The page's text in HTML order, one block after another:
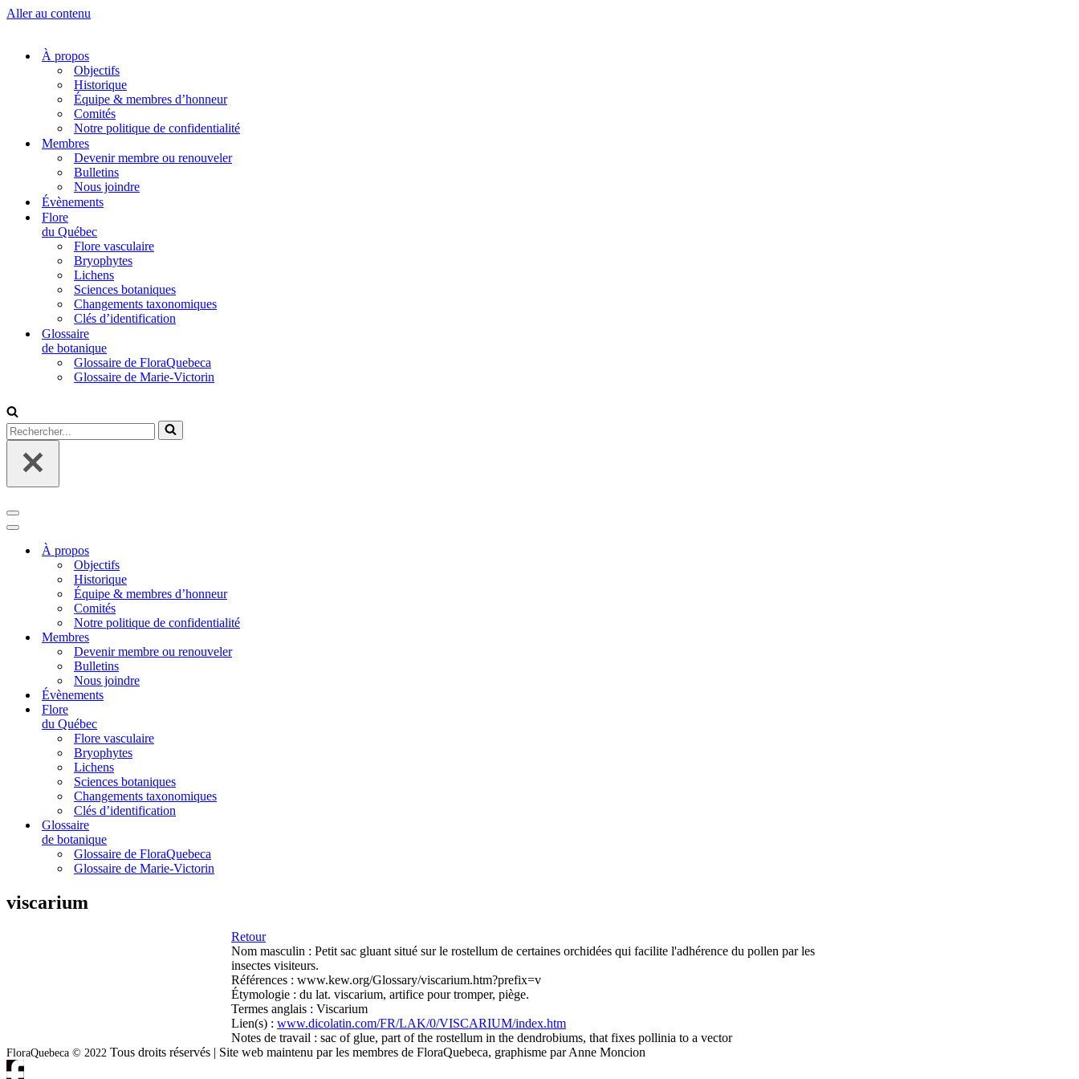
Aller au contenu
À propos
Objectifs
Historique
Équipe & membres d’honneur
Comités
Notre politique de confidentialité
Membres
Devenir membre ou renouveler
Bulletins
Nous joindre
Évènements
Flore
du Québec
Flore vasculaire
Bryophytes
Lichens
Sciences botaniques
Changements taxonomiques
Clés d’identification
Glossaire
de botanique
Glossaire de FloraQuebeca
Glossaire de Marie-Victorin
Rechercher...
Menu
de
navigation
Menu
navigationÀ propos
Objectifs
Historique
Équipe & membres d’honneur
Comités
Notre politique de confidentialité
Membres
Devenir membre ou renouveler
Bulletins
Nous joindre
Évènements
Flore
du Québec
Flore vasculaire
Bryophytes
Lichens
Sciences botaniques
Changements taxonomiques
Clés d’identification
Glossaire
de botanique
Glossaire de FloraQuebeca
Glossaire de Marie-Victorin
viscarium
Retour
Nom masculin : Petit sac gluant situé sur le rostellum de certaines orchidées qui facilite l'adhérence du pollen par les
insectes visiteurs.
Références : www.kew.org/Glossary/viscarium.htm?prefix=v
Étymologie : du lat. viscarium, artifice pour tromper, piège.
Termes anglais : Viscarium
Lien(s) : www.dicolatin.com/FR/LAK/0/VISCARIUM/index.htm
Notes de travail : sac of glue, part of the rostellum in the dendrobiums, that fixes pollinia to a vector
FloraQuebeca © 2022 Tous droits réservés | Site web maintenu par les membres de FloraQuebeca, graphisme par Anne Moncion